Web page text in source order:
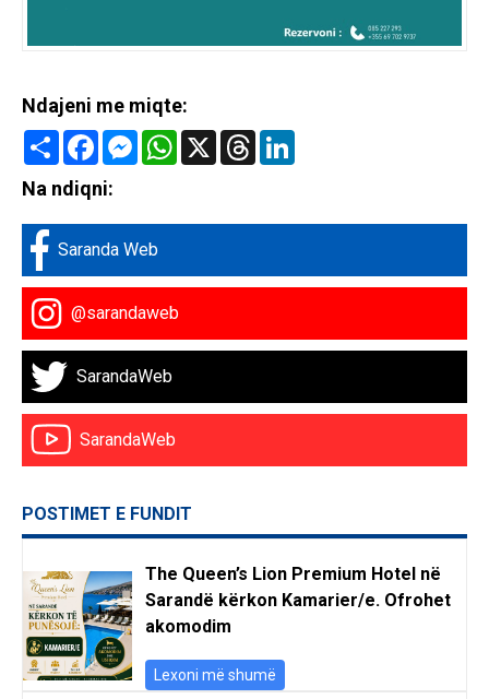
Ndajeni me miqte:
Share FacebookMessenger
WhatsApp
X Threads
Na ndiqni:
Saranda Web
@sarandaweb
SarandaWeb
SarandaWeb
POSTIMET E FUNDIT
The Queen’s Lion Premium Hotel në
Sarandë kërkon Kamarier/e. Ofrohet
akomodim
Lexoni më shumë